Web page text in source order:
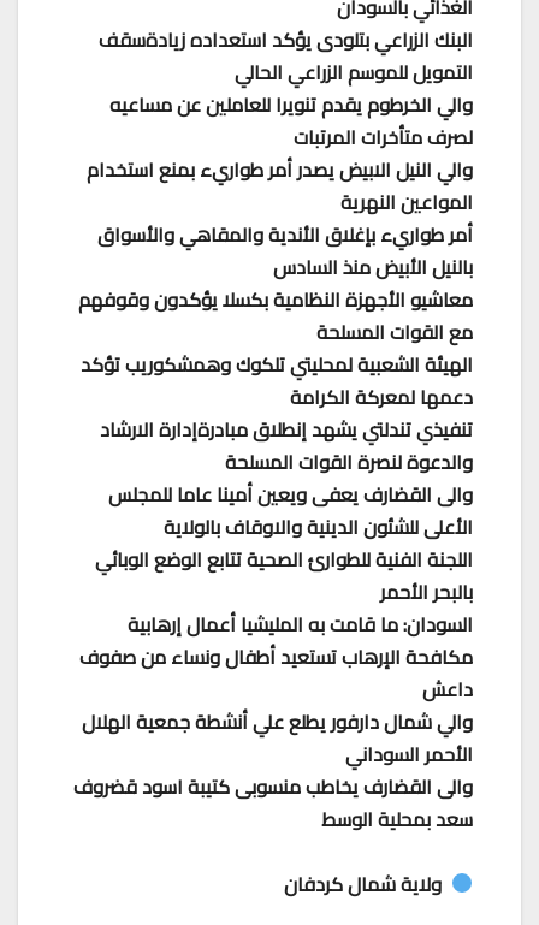
البنك الزراعي بتلودى يؤكد استعداده زيادةسقف
التمويل للموسم الزراعي الحالي
والي الخرطوم يقدم تنويرا للعاملين عن مساعيه
لصرف متأخرات المرتبات
والي النيل الابيض يصدر أمر طواريء بمنع استخدام
المواعين النهرية
أمر طواريء بإغلاق الأندية والمقاهي والأسواق
بالنيل الأبيض منذ السادس
معاشيو الأجهزة النظامية بكسلا يؤكدون وقوفهم
مع القوات المسلحة
الهيئة الشعبية لمحليتي تلكوك وهمشكوريب تؤكد
دعمها لمعركة الكرامة
تنفيذي تندلتي يشهد إنطلاق مبادرةإدارة الارشاد
والدعوة لنصرة القوات المسلحة
والى القضارف يعفى ويعين أمينا عاما للمجلس
الأعلى للشئون الدينية والاوقاف بالولاية
اللجنة الفنية للطوارئ الصحية تتابع الوضع الوبائي
بالبحر الأحمر
السودان: ما قامت به المليشيا أعمال إرهابية
مكافحة الإرهاب تستعيد أطفال ونساء من صفوف
داعش
والي شمال دارفور يطلع علي أنشطة جمعية الهلال
الأحمر السوداني
والى القضارف يخاطب منسوبى كتيبة اسود قضروف
سعد بمحلية الوسط
ولاية شمال كردفان